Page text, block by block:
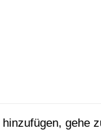
gehe